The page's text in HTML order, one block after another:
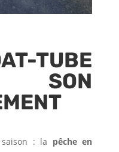
TUBE
SON
: la pêche en